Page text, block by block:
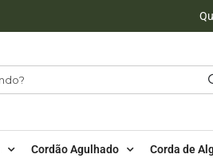
Cordão Agulhado Corda de